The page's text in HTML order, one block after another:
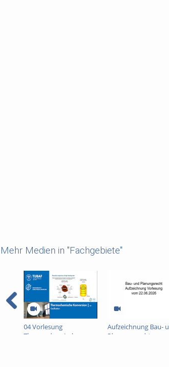
Mehr Medien in "Fachgebiete"
04 Vorlesung
Thermochemische
Aufzeichnung Bau-
Planungsrecht v.